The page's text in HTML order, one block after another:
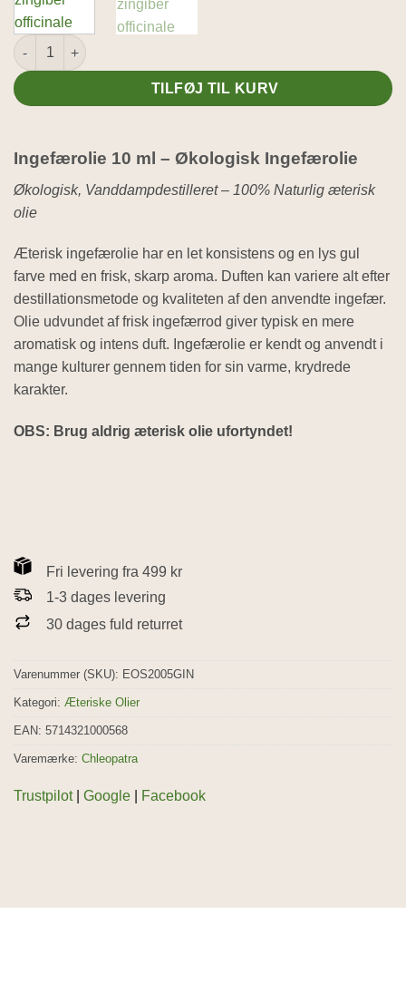
Ingefærolie 10ml - Økologisk antal
TILFØJ TIL KURV
Ingefærolie 10 ml – Økologisk Ingefærolie
Økologisk, Vanddampdestilleret – 100% Naturlig æterisk
olie
Æterisk ingefærolie har en let konsistens og en lys gul
farve med en frisk, skarp aroma. Duften kan variere alt efter
destillationsmetode og kvaliteten af den anvendte ingefær.
Olie udvundet af frisk ingefærrod giver typisk en mere
aromatisk og intens duft. Ingefærolie er kendt og anvendt i
mange kulturer gennem tiden for sin varme, krydrede
karakter.
OBS: Brug aldrig æterisk olie ufortyndet!
Fri levering fra 499 kr
1-3 dages levering
30 dages fuld returret
Varenummer (SKU): EOS2005GIN
Kategori: Æteriske Olier
EAN: 5714321000568
Varemærke: Chleopatra
Trustpilot| Google Facebook